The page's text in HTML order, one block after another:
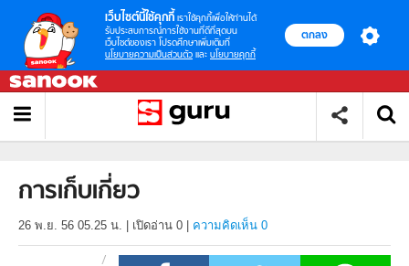
เว็บไซต์นี้ใช้คุกกี้ เราใช้คุกกี้เพื่อให้ท่านได้
รับประสบการณ์การใช้งานที่ดีที่สุดบน
เว็บไซต์ของเรา โปรดศึกษาเพิ่มเติมที่
นโยบายความเป็นส่วนตัว และ นโยบายคุกกี้
ตกลง
การเก็บเกี่ยว
26 พ.ย. 56 05.25 น. เปิดอ่าน 0 ความคิดเห็น 0